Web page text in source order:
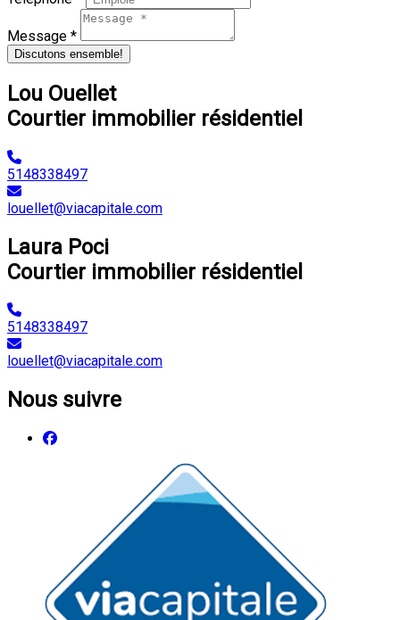
Message *
Discutons ensemble!
Lou Ouellet
Courtier immobilier résidentiel
5148338497
louellet@viacapitale.com
Laura Poci
Courtier immobilier résidentiel
5148338497
louellet@viacapitale.com
Nous suivre